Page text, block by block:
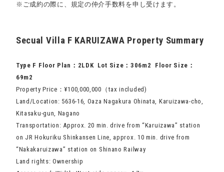
※ご成約の際に、規定の仲介手数料を申し受けます。
Secual Villa F KARUIZAWA Property Summary
Type F Floor Plan：2LDK Lot Size：306m2 Floor Size：
69m2
Property Price：¥100,000,000（tax included)
Land/Location: 5636-16, Oaza Nagakura Ohinata, Karuizawa-cho,
Kitasaku-gun, Nagano
Transportation: Approx. 20 min. drive from “Karuizawa” station
on JR Hokuriku Shinkansen Line, approx. 10 min. drive from
“Nakakaruizawa” station on Shinano Railway
Land rights: Ownership